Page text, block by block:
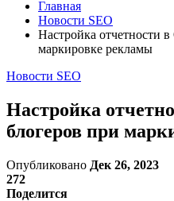
Главная
Новости SEO
Настройка отчетности
маркировке рекламы
Новости SEO
Настройка
блогеров при
Опубликовано Дек 26, 2023
272
Поделится